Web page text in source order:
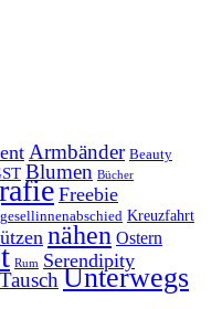
Armbänder Beauty
Blumen Bücher
Freebie
Kreuzfahrt
nähen Ostern
Rum Serendipity
TauschUnterwegs